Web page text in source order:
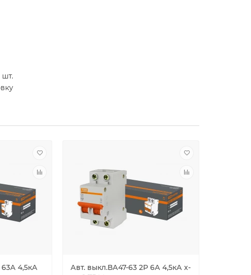
шт.
63А 4,5кА
Авт. выкл.ВА47-63 2Р 6А 4,5кА х-